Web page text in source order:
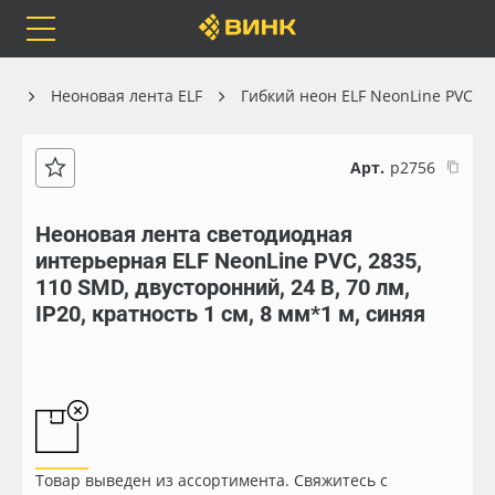
Orafol
Оплата
Рулонные материалы
Чернила
Неоновая лента ELF Гибкий неон ELF NeonLine PVC
Арт. р2756
Неоновая лента светодиодная
интерьерная ELF NeonLine PVC, 2835,
110 SMD, двусторонний, 24 В, 70 лм,
IP20, кратность 1 см, 8 мм*1 м, синяя
Товар выведен из ассортимента. Свяжитесь с